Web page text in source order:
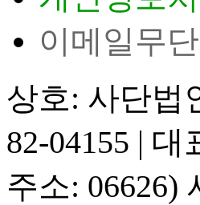
이메일무
상호: 사단법
82-04155 | 대
주소: 06626)